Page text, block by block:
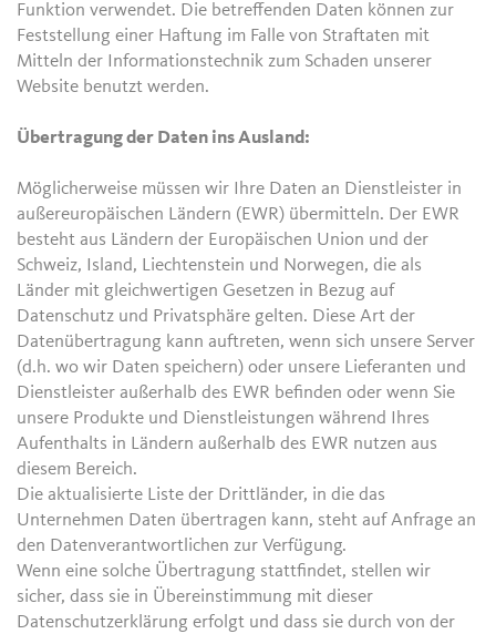
Funktion verwendet. Die betreffenden Daten können zur
Feststellung einer Haftung im Falle von Straftaten mit
Mitteln der Informationstechnik zum Schaden unserer
Website benutzt werden.
Übertragung der Daten ins Ausland:
Möglicherweise müssen wir Ihre Daten an Dienstleister in
außereuropäischen Ländern (EWR) übermitteln. Der EWR
besteht aus Ländern der Europäischen Union und der
Schweiz, Island, Liechtenstein und Norwegen, die als
Länder mit gleichwertigen Gesetzen in Bezug auf
Datenschutz und Privatsphäre gelten. Diese Art der
Datenübertragung kann auftreten, wenn sich unsere Server
(d.h. wo wir Daten speichern) oder unsere Lieferanten und
Dienstleister außerhalb des EWR befinden oder wenn Sie
unsere Produkte und Dienstleistungen während Ihres
Aufenthalts in Ländern außerhalb des EWR nutzen aus
diesem Bereich.
Die aktualisierte Liste der Drittländer, in die das
Unternehmen Daten übertragen kann, steht auf Anfrage an
den Datenverantwortlichen zur Verfügung.
Wenn eine solche Übertragung stattfindet, stellen wir
sicher, dass sie in Übereinstimmung mit dieser
Datenschutzerklärung erfolgt und dass sie durch von der